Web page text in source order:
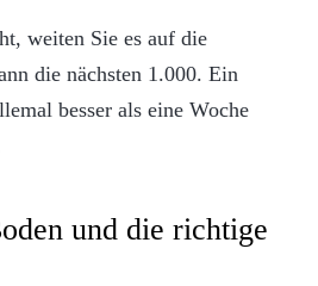
weiten Sie es auf die
die nächsten 1.000. Ein
besser als eine Woche
und die richtige